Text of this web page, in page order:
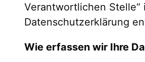
Verantwortlichen Stelle“
Datenschutzerklärung
Wie erfassen wir Ihre